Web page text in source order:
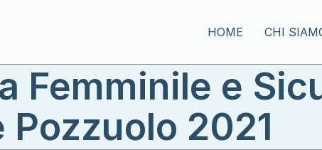
HOME CHI
Femminile e
2021